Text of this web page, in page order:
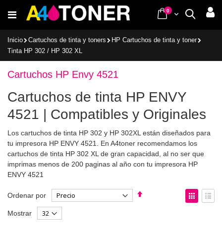
al
Buscar
Cart
0items
Inicio Cartuchos de tinta y toners
HP Cartuchos de tinta y toner
Tinta HP 302 / HP 302 XL
Cartuchos HP Envy 4521
Cartuchos de tinta HP ENVY
4521 | Compatibles y Originales
Los cartuchos de tinta HP 302 y HP 302XL están diseñados para
tu impresora HP ENVY 4521. En A4toner recomendamos los
cartuchos de tinta HP 302 XL de gran capacidad, al no ser que
imprimas menos de 200 paginas al año con tu impresora HP
ENVY 4521
Ordenar por
Fijar
Ver
como
Mostrar